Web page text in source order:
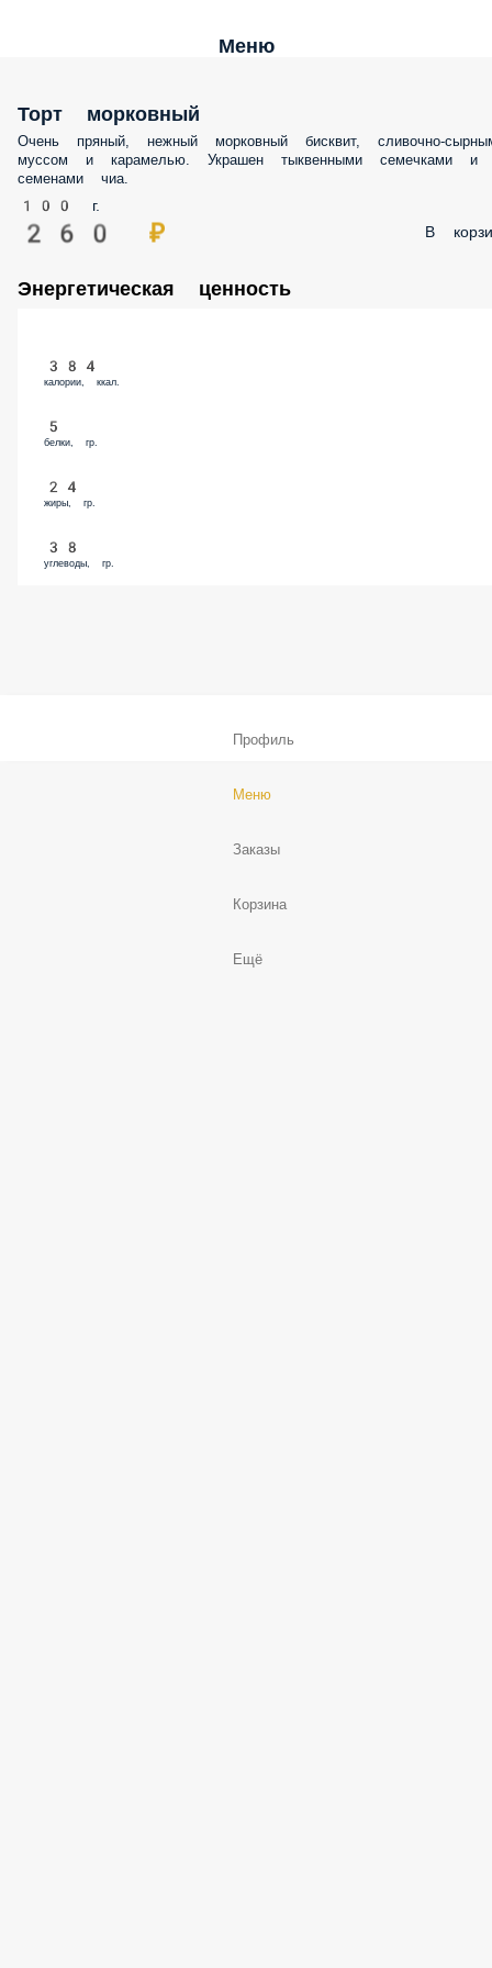
Меню
Торт морковный
Очень пряный, нежный морковный бисквит, сливочно-сырным
муссом и карамелью. Украшен тыквенными семечками и семенами
чиа.
100 г.
260 ₽ В
Энергетическая ценность
384
калории, ккал.
5
белки, гр.
24
жиры, гр.
38
углеводы, гр.
Профиль
Меню
Заказы
Корзина